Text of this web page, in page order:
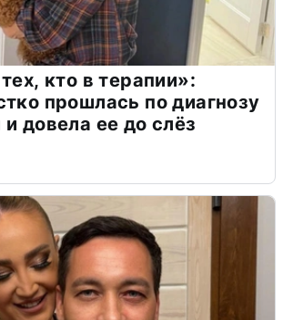
кто в терапии»:
прошлась по диагнозу
довела ее до слёз